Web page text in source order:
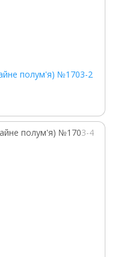
полум'я) №1703-2